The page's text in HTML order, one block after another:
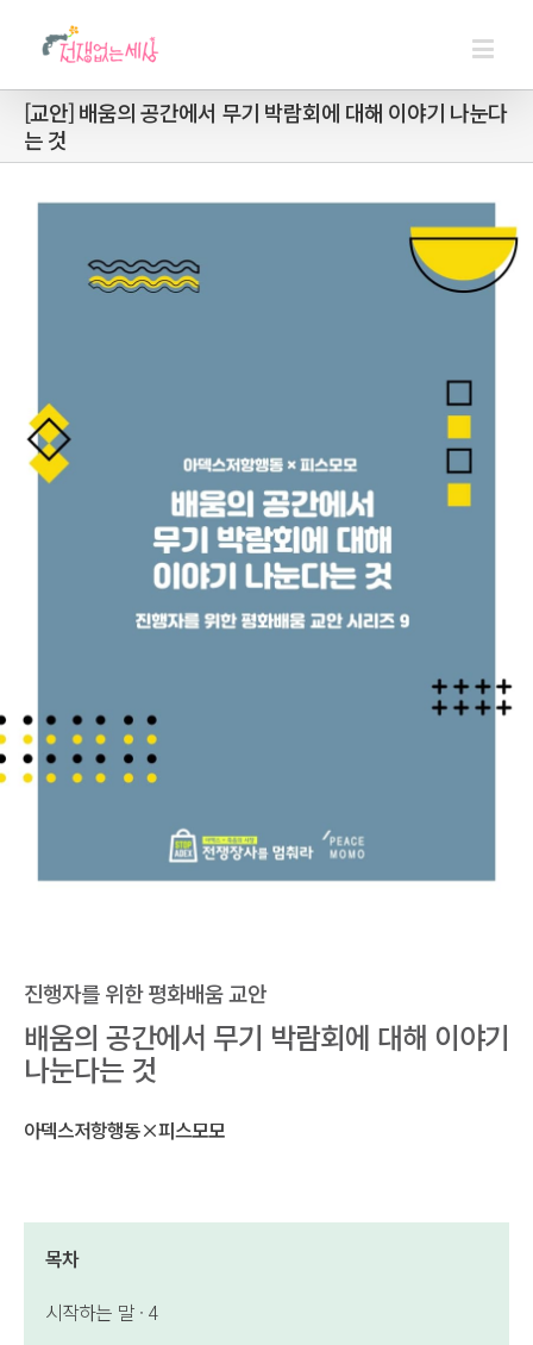
[교안] 배움의 공간에서 무기 박람회에 대해 이야기 나눈다
는 것
진행자를 위한 평화배움 교안
배움의 공간에서 무기 박람회에 대해 이야기
나눈다는 것
아덱스저항행동×피스모모
목차
시작하는 말 · 4